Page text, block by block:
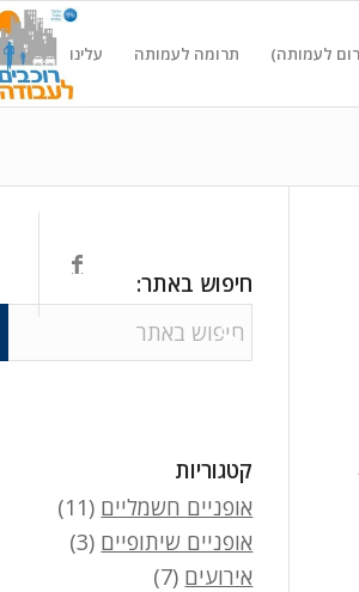
לעמותה) תרומה לעמותה עלינו
חיפוש באתר:
קטגוריות
אופניים חשמליים (11)
אופניים שיתופיים (3)
אירועים (7)